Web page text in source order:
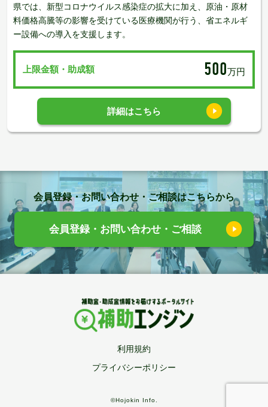
県では、新型コロナウイルス感染症の拡大に加え、原油・原材
料価格高騰等の影響を受けている医療機関が行う、省エネルギ
ー設備への導入を支援します。
上限金額・助成額 500万円
詳細はこちら
会員登録・お問い合わせ・ご相談はこちらから
会員登録・お問い合わせ・ご相談
利用規約
プライバシーポリシー
©Hojokin Info.